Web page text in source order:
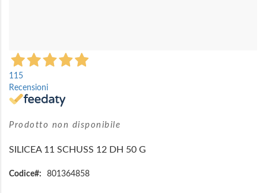
Vai
all'inizio
della
galleria
di
115
Recensioni
Prodotto non disponibile
SILICEA 11 SCHUSS 12 DH 50 G
Codice 801364858